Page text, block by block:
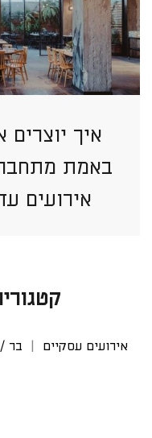
איך יוצרים
באמת
אירועים עד 200 איש
אירועים עסקיים בר